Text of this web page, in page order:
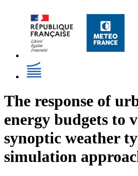
The response of
energy budgets to
synoptic weather
simulation